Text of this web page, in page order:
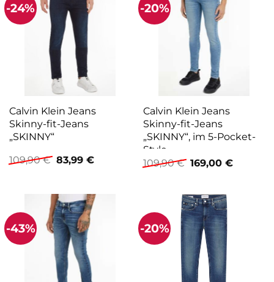
-24%
Calvin Klein Jeans
Skinny-fit-Jeans
„SKINNY“
109,90€ Ursprünglicher
Preis
83,99 €Aktueller
-20%
Calvin Klein Jeans
Skinny-fit-Jeans
„SKINNY“, im 5-Pocket-
Style
109,90€ Ursprünglicher
Preis
109,90 €
169,00 €
-43% -20%